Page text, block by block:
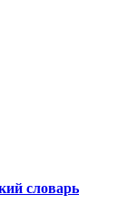
словарь